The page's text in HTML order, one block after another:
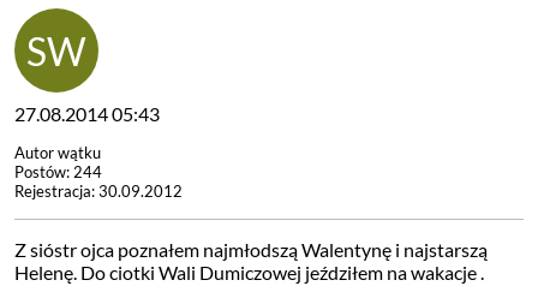
27.08.2014 05:43
Autor wątku
Postów: 244
Rejestracja: 30.09.2012
Z sióstr ojca poznałem najmłodszą Walentynę i najstarszą
Helenę. Do ciotki Wali Dumiczowej jeździłem na wakacje .